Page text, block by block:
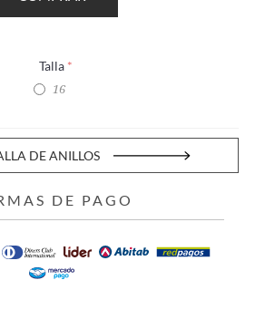
Talla *
16
DE ANILLOS
DE PAGO